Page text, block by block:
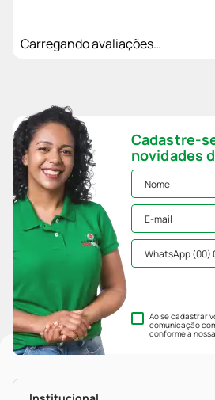
Carregando avaliações…
Cadastre-
novidades
Ao se cadastrar
comunicação
conforme a